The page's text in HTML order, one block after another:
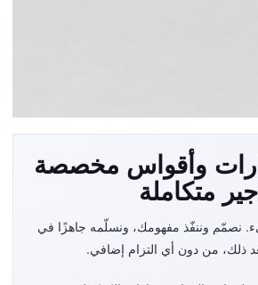
تتخيله
دون شراء
وأقواس مخصصة
متكاملة
نصمّم وننفّذ مفهومك، ونسلّمه جاهزًا في
ذلك، من دون أي التزام إضافي.